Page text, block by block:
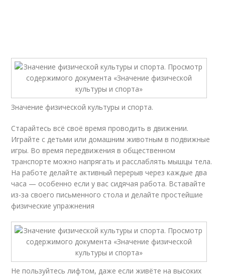
Значение физической культуры и спорта.
Старайтесь всё своё время проводить в движении.
Играйте с детьми или домашним животным в подвижные
игры. Во время передвижения в общественном
транспорте можно напрягать и расслаблять мышцы тела.
На работе делайте активный перерыв через каждые два
часа — особенно если у вас сидячая работа. Вставайте
из-за своего письменного стола и делайте простейшие
физические упражнения
Не пользуйтесь лифтом, даже если живёте на высоких